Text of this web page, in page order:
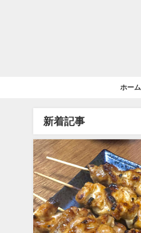
ホーム
新着記事